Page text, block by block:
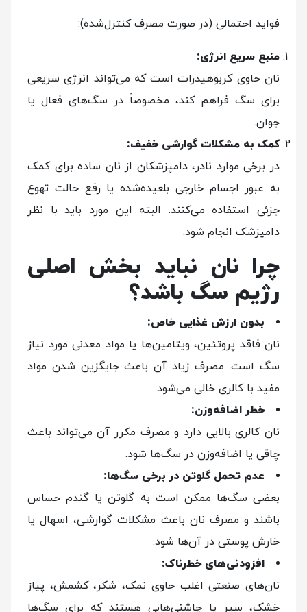
فواید احتمالی (در صورت مصرف کنترل‌شده):
منبع سریع انرژی:
نان حاوی کربوهیدرات است که می‌تواند انرژی سریعی
برای سگ فراهم کند، مخصوصاً در سگ‌های فعال یا
جوان.
کمک به مشکلات گوارشی خفیف:
در برخی موارد نادر، دامپزشکان از نان ساده برای کمک
به عبور اجسام خارجی بلعیده‌شده یا رفع حالت تهوع
جزئی استفاده می‌کنند. البته این مورد باید با نظر
دامپزشک انجام شود.
چرا نان نباید بخش اصلی
رژیم سگ باشد؟
بدون ارزش غذایی خاص:
نان فاقد پروتئین، ویتامین‌ها یا مواد معدنی مورد نیاز
سگ است. مصرف زیاد آن باعث جایگزین شدن مواد
مفید با کالری خالی می‌شود.
خطر اضافه‌وزن:
نان کالری بالایی دارد و مصرف مکرر آن می‌تواند باعث
چاقی یا اضافه‌وزن در سگ‌ها شود.
عدم تحمل گلوتن در برخی سگ‌ها:
بعضی سگ‌ها ممکن است به گلوتن یا گندم حساس
باشند و مصرف نان باعث مشکلات گوارشی، اسهال یا
خارش پوستی در آن‌ها شود.
افزودنی‌های خطرناک:
نان‌های صنعتی اغلب حاوی نمک، شکر، کشمش، پیاز
خشک، سیر یا چاشنی‌هایی هستند که برای سگ‌ها